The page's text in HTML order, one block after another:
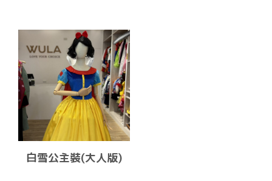
白雪公主裝(大人版)